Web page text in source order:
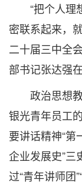
“把个人理
密联系起来，
二十届三中全
部书记张达强
政治思想教
银光青年员工
要讲话精神“第
企业发展史”三
过“青年讲师团